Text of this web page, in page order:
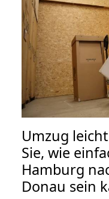
Umzug
Sie, wie
Hamburg
Donau sein